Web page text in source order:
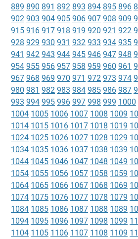
889 890 891 892 893 894 895 896
902 903 904 905 906 907 908 909
915 916 917 918 919 920 921 922
928 929 930 931 932 933 934 935
941 942 943 944 945 946 947 948
954 955 956 957 958 959 960 961
967 968 969 970 971 972 973 974
980 981 982 983 984 985 986 987
993 994 995 996 997 998 999 1000
1004 1005 1006 1007 1008 1009
1014 1015 1016 1017 1018 1019
1024 1025 1026 1027 1028 1029
1034 1035 1036 1037 1038 1039
1044 1045 1046 1047 1048 1049
1054 1055 1056 1057 1058 1059
1064 1065 1066 1067 1068 1069
1074 1075 1076 1077 1078 1079
1084 1085 1086 1087 1088 1089
1094 1095 1096 1097 1098 1099
1104 1105 1106 1107 1108 1109